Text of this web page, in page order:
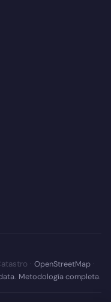
· OpenStreetMap·
. Metodología completa.